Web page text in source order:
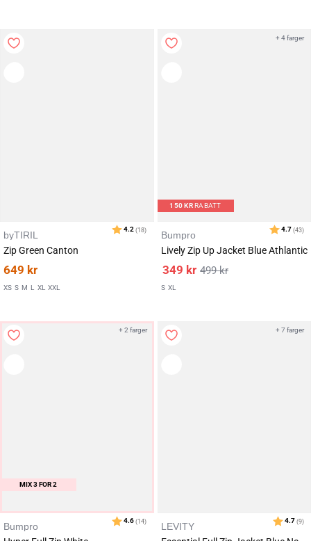
byTIRIL
Zip Green Canton
649 kr
XS S M L XL XXL
150KRRABATT
Bumpro
Lively Zip Up Jacket Blue Athlantic
499kr
349 kr
S XL
+ 4 farger
MIX 3 FOR 2
Bumpro
+ 2 farger
LEVITY
+ 7 farger